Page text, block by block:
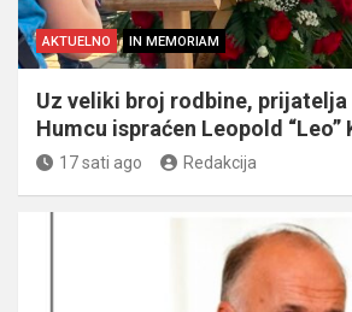
AKTUELNO IN MEMORIAM
Uz veliki broj rodbine, prijatelja
Humcu ispraćen Leopold “Leo”
17 sati ago Redakcija